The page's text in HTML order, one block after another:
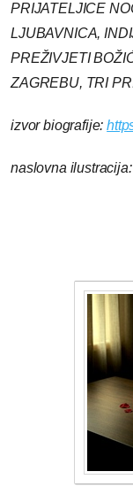
PRIJATELJICE
LJUBAVNICA,
PREŽIVJETI
ZAGREBU, TRI
izvor biografije:
naslovna